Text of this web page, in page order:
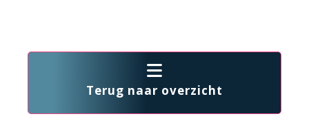
Terug naar overzicht